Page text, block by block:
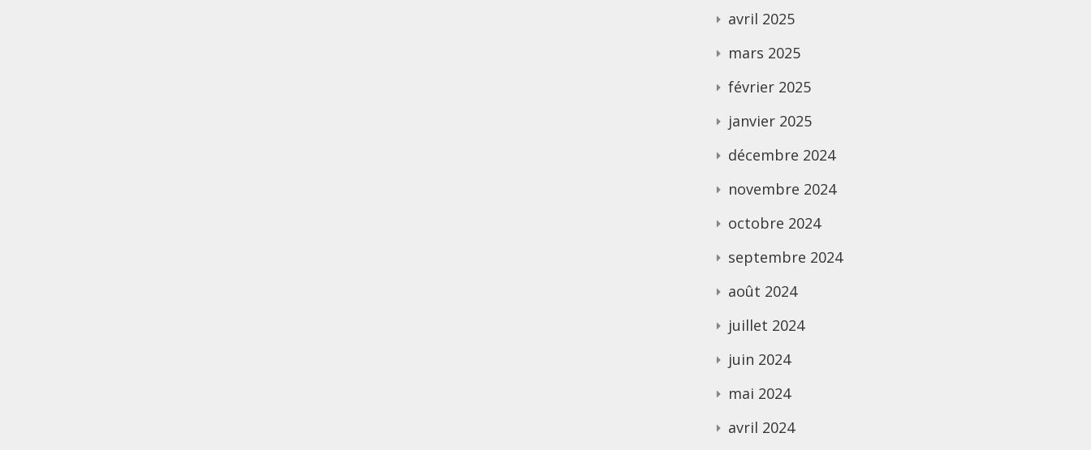
avril 2025
mars 2025
février 2025
janvier 2025
décembre 2024
novembre 2024
octobre 2024
septembre 2024
août 2024
juillet 2024
juin 2024
mai 2024
avril 2024